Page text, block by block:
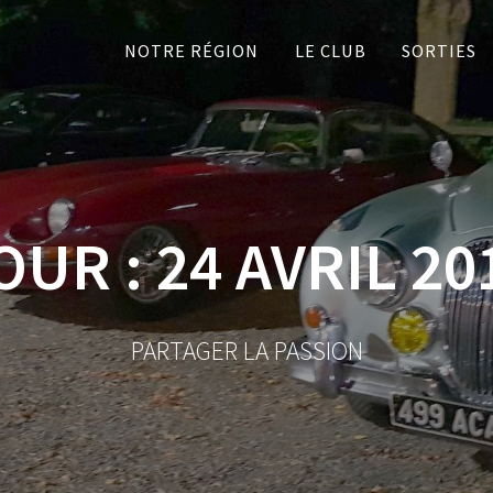
NOTRE RÉGION LE CLUB SORTIES
:24 AVRIL
PARTAGER LA PASSION